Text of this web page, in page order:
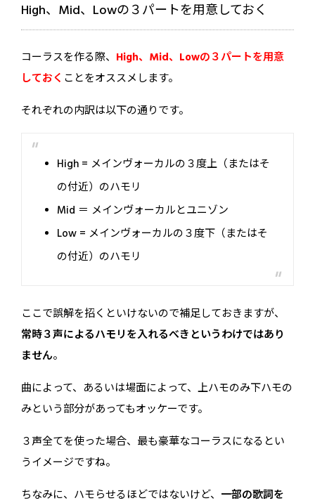
High、Mid、Lowの３パートを用意しておく
コーラスを作る際、 High、Mid、Lowの３パートを用意
しておく ことをオススメします。
それぞれの内訳は以下の通りです。
High = メインヴォーカルの３度上（またはそ
の付近）のハモリ
Mid ＝ メインヴォーカルとユニゾン
Low = メインヴォーカルの３度下（またはそ
の付近）のハモリ
ここで誤解を招くといけないので補足しておきますが、
常時３声によるハモリを入れるべきというわけではあり
ません。
曲によって、あるいは場面によって、上ハモのみ下ハモの
みという部分があってもオッケーです。
３声全てを使った場合、最も豪華なコーラスになるとい
うイメージですね。
ちなみに、ハモらせるほどではないけど、 一部の歌詞を